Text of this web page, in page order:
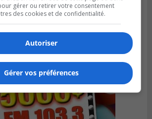
gérer ou retirer votre consentement
des cookies et de confidentialité.
Autoriser
Gérer vos préférences